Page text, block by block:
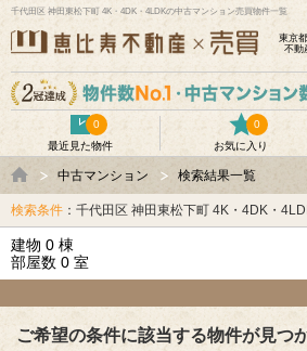
千代田区 神田東松下町 4K・4DK・4LDKの中古マンション売買物件一覧
東京
不動
最近見た物件
0
お気に入り
0
中古マンション 検索結果一覧
検索条件 ：千代田区 神田東松下町 4K・4DK・
建物 0 棟
部屋数 0 室
ご希望の条件に該当する物件が見つ